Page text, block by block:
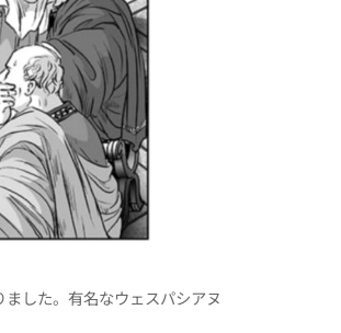
ました。有名なウェスパシアヌ